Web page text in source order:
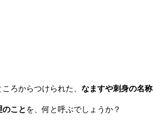
ろからつけられた、 なますや刺身の名称
のこと を、何と呼ぶでしょうか？